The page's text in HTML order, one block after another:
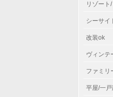
リゾート
シーサイ
改装ok
ヴィンテ
ファミリ
平屋/一